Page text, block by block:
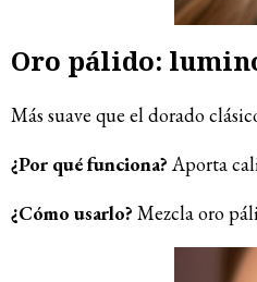
Oro pálido:
Más suave que el dorado
¿Por qué funciona? Aporta
¿Cómo usarlo? Mezcla oro